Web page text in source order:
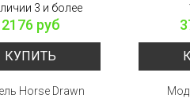
3 и более
2176 руб
КУПИТЬ
Horse Drawn